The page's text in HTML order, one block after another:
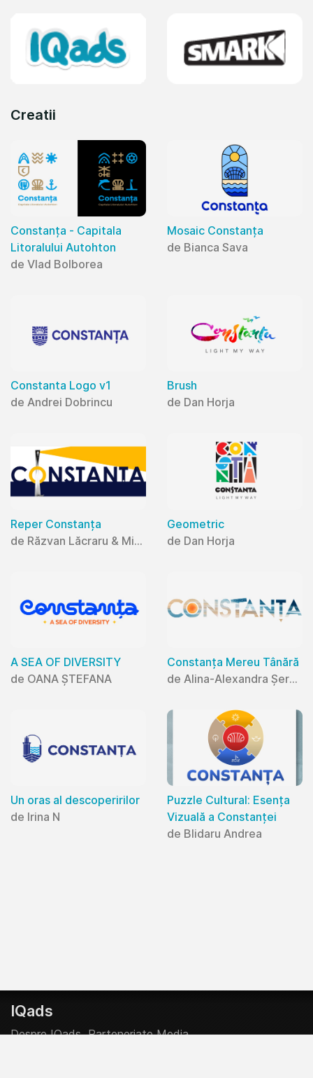
Creatii
Constanța - Capitala
Litoralului Autohton
de Vlad Bolborea
Mosaic Constanța
de Bianca Sava
Constanta Logo v1
de Andrei Dobrincu
Brush
de Dan Horja
Reper Constanța
de Răzvan Lăcraru & Mihaela Lăcraru
Geometric
de Dan Horja
A SEA OF DIVERSITY
de OANA ȘTEFANA
Constanța Mereu Tânără
de Alina-Alexandra Șerban
Un oras al descoperirilor
de Irina N
Puzzle Cultural: Esența
Vizuală a Constanței
de Blidaru Andrea
IQads
Despre IQads Parteneriate Media